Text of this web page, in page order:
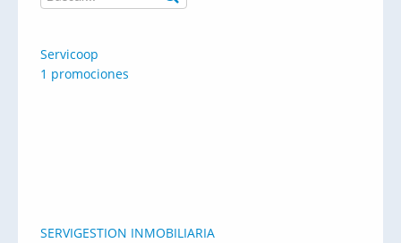
Servicoop
1 promociones
SERVIGESTION INMOBILIARIA